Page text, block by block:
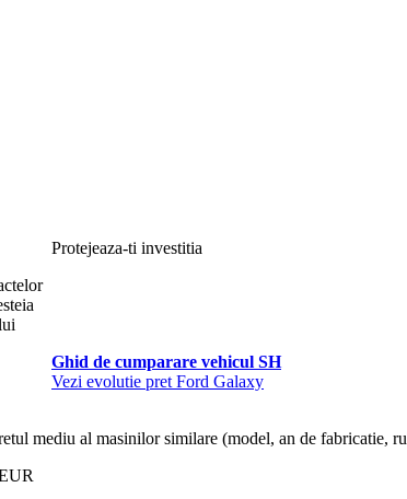
Protejeaza-ti investitia
Ghid de cumparare vehicul SH
Vezi evolutie pret Ford Galaxy
mediu al masinilor similare (model, an de fabricatie,